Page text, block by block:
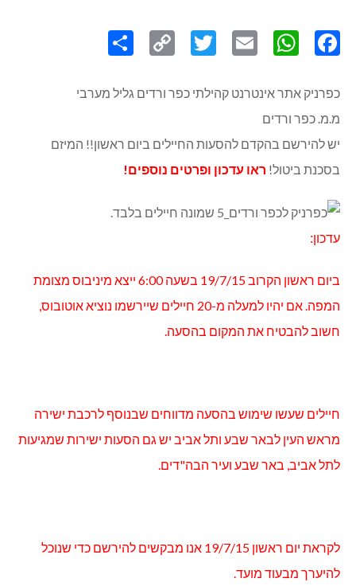
Link
כפרניק אתר אינטרנט קהילתי כפר ורדים גליל מערבי
מ.מ. כפר ורדים
יש להירשם בהקדם להסעות החיילים ביום ראשון!! המיזם
בסכנת ביטול! ראו עדכון ופרטים נוספים!
עדכון:
ביום ראשון הקרוב 19/7/15 בשעה 6:00 ייצא מיניבוס מצומת
המפה. אם יהיו למעלה מ-20 חיילים שיירשמו נוציא אוטובוס,
חשוב להבטיח את המקום בהסעה.
חיילים שעשו שימוש בהסעה מדווחים שבנוסף לרכבת ישירה
מראש העין לבאר שבע ותל אביב יש גם הסעות ישירות שמגיעות
לתל אביב, באר שבע ועיר הבה"דים.
לקראת יום ראשון 19/7/15 אנו מבקשים להירשם כדי שנוכל
להיערך מבעוד מועד.